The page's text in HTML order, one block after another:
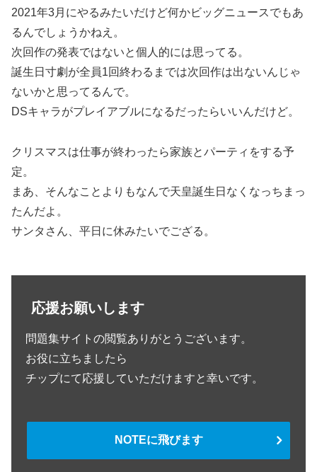
2021年3月にやるみたいだけど何かビッグニュースでもあ
るんでしょうかねえ。
次回作の発表ではないと個人的には思ってる。
誕生日寸劇が全員1回終わるまでは次回作は出ないんじゃ
ないかと思ってるんで。
DSキャラがプレイアブルになるだったらいいんだけど。
クリスマスは仕事が終わったら家族とパーティをする予
定。
まあ、そんなことよりもなんで天皇誕生日なくなっちまっ
たんだよ。
サンタさん、平日に休みたいでござる。
応援お願いします
問題集サイトの閲覧ありがとうございます。
お役に立ちましたら
チップにて応援していただけますと幸いです。
NOTEに飛びます